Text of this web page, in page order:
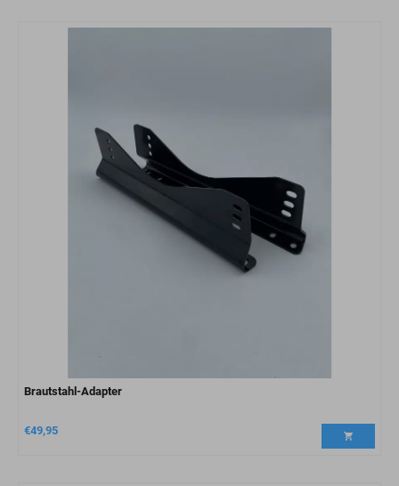
Brautstahl-Adapter
€49,95